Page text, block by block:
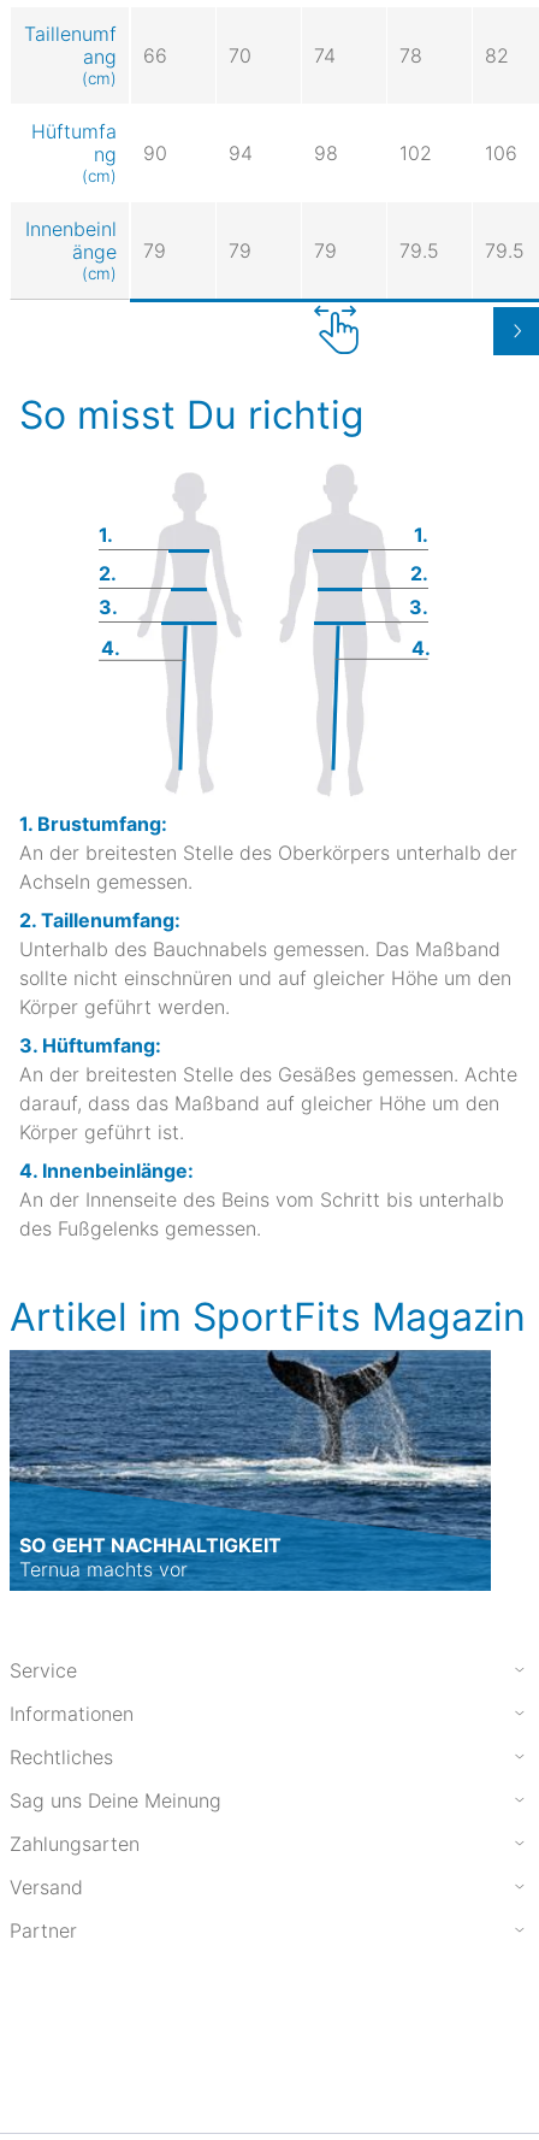
Taillenumf
ang
(cm)
66 70 74 78 82
Hüftumfa
ng
(cm)
90 94 98 102 106
Innenbeinl
änge
(cm)
79 79 79 79.5 79.5
So misst Du richtig
1.
1.
2.
2.
3.
3.
4.
4.
1. Brustumfang:
An der breitesten Stelle des Oberkörpers unterhalb der
Achseln gemessen.
2. Taillenumfang:
Unterhalb des Bauchnabels gemessen. Das Maßband
sollte nicht einschnüren und auf gleicher Höhe um den
Körper geführt werden.
3. Hüftumfang:
An der breitesten Stelle des Gesäßes gemessen. Achte
darauf, dass das Maßband auf gleicher Höhe um den
Körper geführt ist.
4. Innenbeinlänge:
An der Innenseite des Beins vom Schritt bis unterhalb
des Fußgelenks gemessen.
Artikel im SportFits Magazin
SO GEHT NACHHALTIGKEIT
Ternua machts vor
Service
Informationen
Rechtliches
Sag uns Deine Meinung
Zahlungsarten
Versand
Partner